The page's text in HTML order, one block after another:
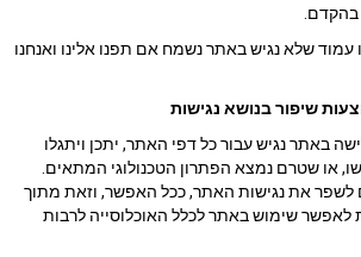
בהקדם.
שלא נגיש באתר נשמח אם תפנו אלינו ואנחנו
שיפור בנושא נגישות
באתר נגיש עבור כל דפי האתר, יתכן ויתגלו
או שטרם נמצא הפתרון הטכנולוגי המתאים.
את נגישות האתר, ככל האפשר, וזאת מתוך
לאפשר שימוש באתר לכלל האוכלוסייה לרבות